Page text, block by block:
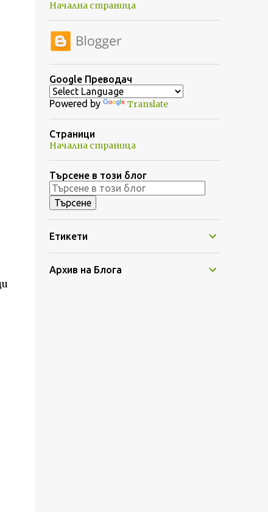
Начална страница
Google Преводач
Powered by Translate
Страници
Начална страница
Търсене в този блог
Етикети
Архив на Блога